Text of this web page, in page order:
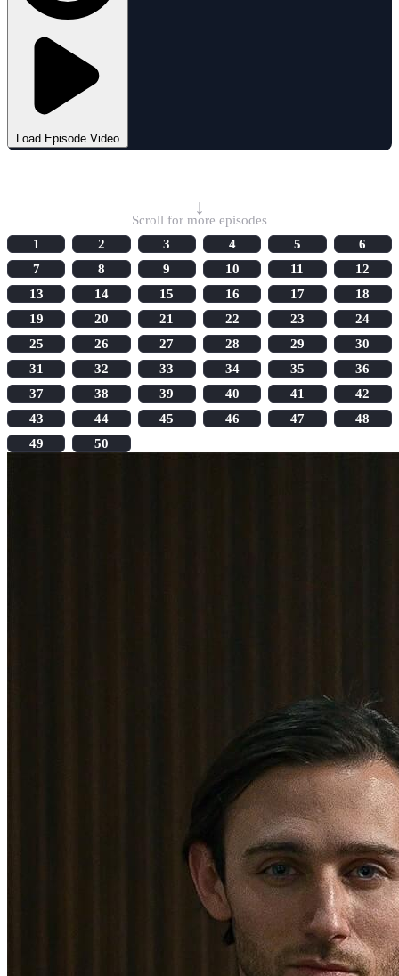
Load Episode Video
↓
Scroll for more episodes
1
2 3 4 5
6
7
8 9 10 11
12
13
14 15 16 17
18
19
20 21 22 23
24
25
26 27 28 29
30
31
32 33 34 35
36
37
38 39 40 41
42
43
44 45 46 47
48
49
50